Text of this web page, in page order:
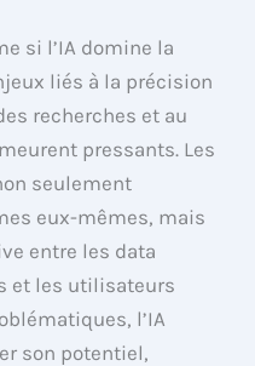
si l’IA domine la
liés à la précision
recherches et au
pressants. Les
seulement
eux-mêmes, mais
entre les data
et les utilisateurs
l’IA
son potentiel,